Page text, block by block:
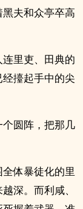
夫和众亭卒高
里吏、田典的
擡起手中的尖
圆阵，把那几
体暴徒化的里
深。而利咸、